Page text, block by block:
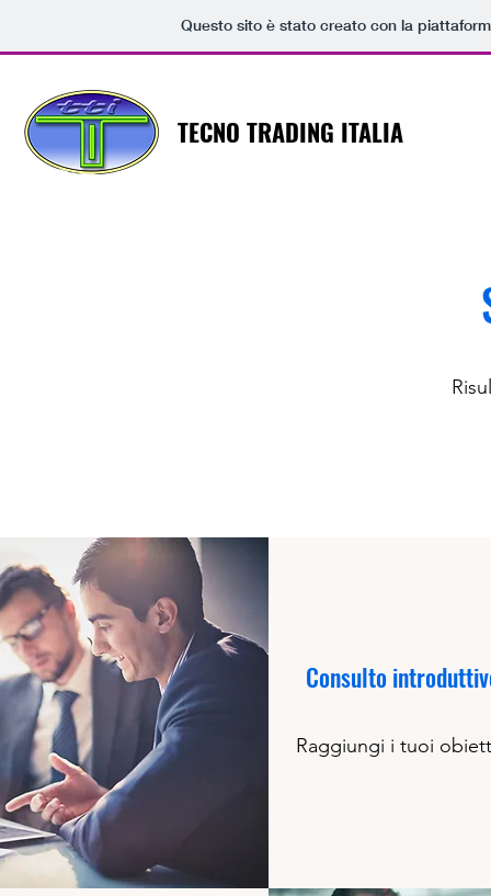
Questo sito è stato creato con la
TECNO TRADING ITALIA
Consulto
Raggiungi i tuoi